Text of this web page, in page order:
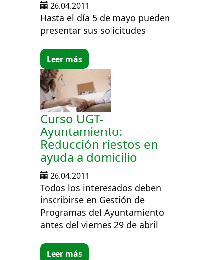
26.04.2011
Hasta el día 5 de mayo pueden
presentar sus solicitudes
Leer más
Curso UGT-
Ayuntamiento:
Reducción riestos en
ayuda a domicilio
26.04.2011
Todos los interesados deben
inscribirse en Gestión de
Programas del Ayuntamiento
antes del viernes 29 de abril
Leer más